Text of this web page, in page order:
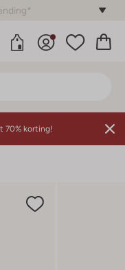
70% korting!